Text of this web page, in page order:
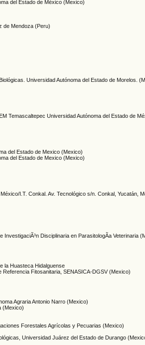
del Estado de México (Mexico)
de Mendoza (Peru)
Universidad Autónoma del Estado de Morelos.
Temascaltepec Universidad Autónoma del Estado de
del Estado de Mexico (Mexico)
del Estado de Mexico (Mexico)
I.T. Conkal. Av. Tecnológico s/n. Conkal, Yucatán,
InvestigaciÃ³n Disciplinaria en ParasitologÃ­a Veterinaria
la Huasteca Hidalguense
Referencia Fitosanitaria, SENASICA-DGSV (Mexico)
Agraria Antonio Narro (Mexico)
(Mexico)
Forestales Agrícolas y Pecuarias (Mexico)
Universidad Juárez del Estado de Durango